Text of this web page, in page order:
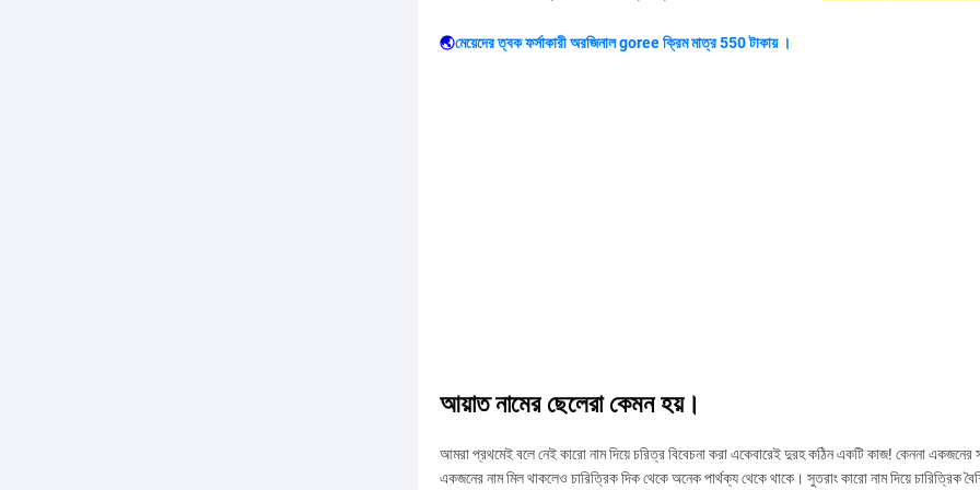
🌏মেয়েদের ত্বক ফর্সাকারী অরজিনাল goree ক্রিম মাত্র 550 টাকায় ।
আয়াত নামের ছেলেরা কেমন হয়।
আমরা প্রথমেই বলে নেই কারো নাম দিয়ে চরিত্র বিবেচনা করা একেবারেই দুরহ কঠিন একটি কাজ! কেননা একজনের
একজনের নাম মিল থাকলেও চারিত্রিক দিক থেকে অনেক পার্থক্য থেকে থাকে। সুতরাং কারো নাম দিয়ে চারিত্রিক